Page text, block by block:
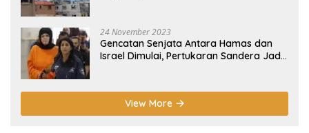
24 November 2023
Gencatan Senjata Antara Hamas dan
Israel Dimulai, Pertukaran Sandera Jadi
View More